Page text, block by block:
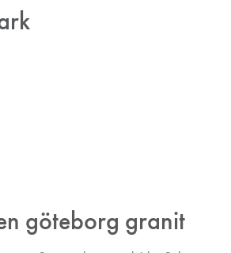
göteborg granit